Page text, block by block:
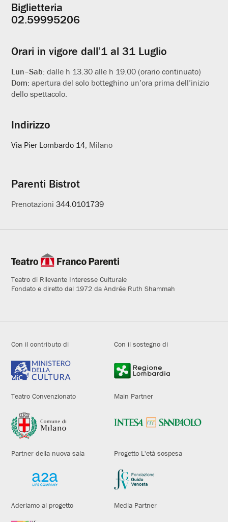
Informazioni
utili
Biglietteria
02.59995206
Orari in vigore dall’1 al 31 Luglio
Lun–Sab:dalle h 13.30 alle h 19.00 (orario continuato)
Dom:apertura del solo botteghino un’ora prima dell’inizio
dello spettacolo.
Indirizzo
Via Pier Lombardo 14, Milano
Parenti Bistrot
Prenotazioni344.0101739
Teatro di Rilevante Interesse Culturale
Fondato e diretto dal 1972 da Andrée Ruth Shammah
Con il contributo di Con il sostegno di
Teatro Convenzionato Main Partner
Partner della nuova sala Progetto L'età sospesa
Aderiamo al progetto Media Partner